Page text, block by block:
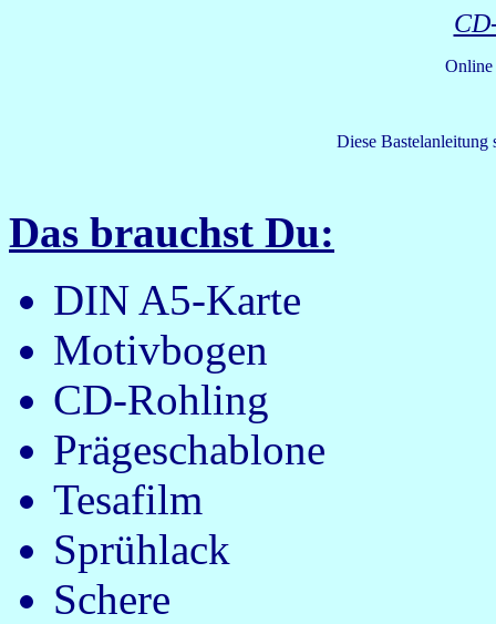
Online
Diese Bastelanleitung
Das brauchst Du:
DIN A5-Karte
Motivbogen
CD-Rohling
Prägeschablone
Tesafilm
Sprühlack
Schere